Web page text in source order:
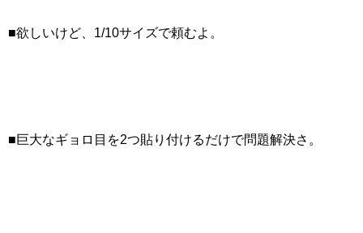
■欲しいけど、1/10サイズで頼むよ。
■巨大なギョロ目を2つ貼り付けるだけで問題解決さ。